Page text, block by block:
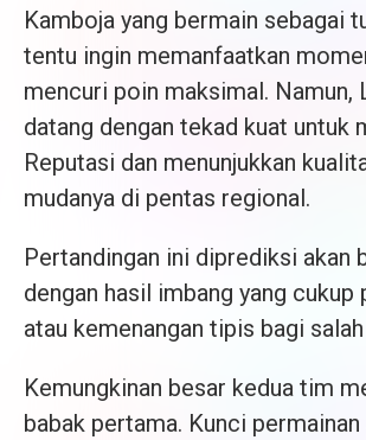
Kamboja yang bermain sebagai
tentu ingin memanfaatkan
mencuri poin maksimal. Namun,
datang dengan tekad kuat untuk
Reputasi dan menunjukkan
mudanya di pentas regional.
Pertandingan ini diprediksi akan
dengan hasil imbang yang cukup
atau kemenangan tipis bagi
Kemungkinan besar kedua tim
babak pertama. Kunci permainan